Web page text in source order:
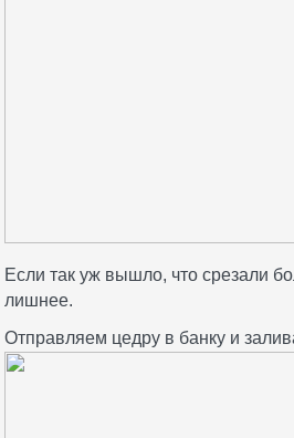
Если так уж вышло, что срезали
лишнее.
Отправляем цедру в банку и